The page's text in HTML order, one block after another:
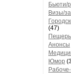
Бьюти/
Визы/
(47)
Анонсы
Юмор